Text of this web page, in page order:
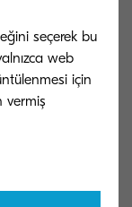
seçerek bu
web
için
vermiş